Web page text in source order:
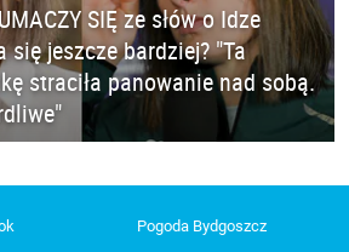
SIĘ ze słów o Idze
się jeszcze bardziej? "Ta
straciła panowanie nad sobą.
Pogoda Bydgoszcz